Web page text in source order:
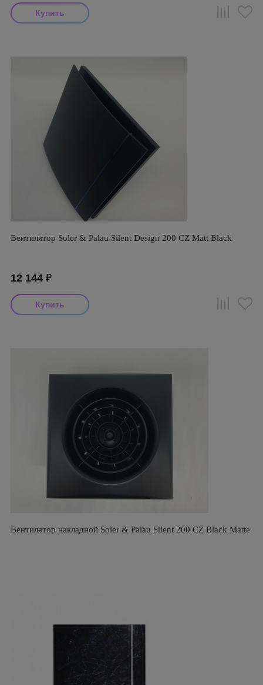
Вентилятор Soler & Palau Silent Design 200 CZ Matt Black
12 144 ₽
Вентилятор накладной Soler & Palau Silent 200 CZ Black Matte